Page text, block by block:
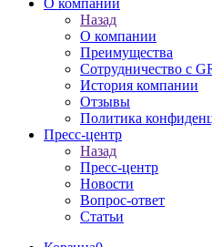
О компании
Назад
О компании
Преимущества
Сотрудничество с
История компании
Отзывы
Политика
Пресс-центр
Назад
Пресс-центр
Новости
Вопрос-ответ
Статьи